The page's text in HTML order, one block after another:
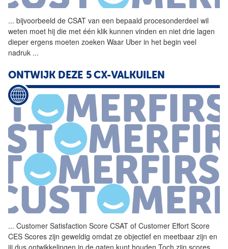
... bijvoorbeeld de CSAT van een bepaald procesonderdeel wil
weten moet hij die met één klik kunnen vinden en niet drie lagen
dieper ergens moeten zoeken Waar Uber in het begin veel
nadruk ...
ONTWIJK DEZE 5 CX-VALKUILEN
... Customer Satisfaction Score CSAT of Customer Effort Score
CES Scores zijn geweldig omdat ze objectief en meetbaar zijn en